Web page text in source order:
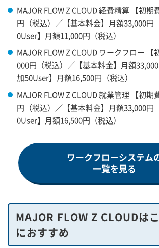
MAJOR FLOW Z CLOUD 経費精算 【初期
円（税込）／【基本料金】月額33,000円
0User】月額11,000円（税込）
MAJOR FLOW Z CLOUD ワークフロー 【
000円（税込）／【基本料金】月額
加50User】月額16,500円（税込）
MAJOR FLOW Z CLOUD 就業管理 【初期
円（税込）／【基本料金】月額33,000円
0User】月額16,500円（税込）
ワークフローシステム
一覧を見る
MAJOR FLOW Z CLOUDは
におすすめ